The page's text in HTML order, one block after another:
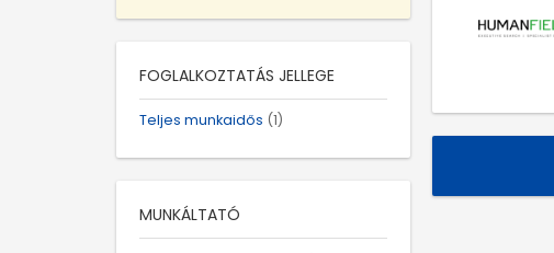
FOGLALKOZTATÁS JELLEGE
Teljes munkaidős (1)
MUNKÁLTATÓ